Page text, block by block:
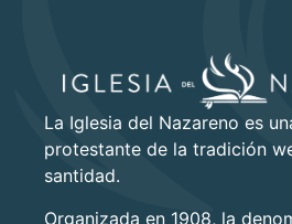
La Iglesia del Nazareno es
protestante de la tradición
santidad.
Organizada en 1908, la